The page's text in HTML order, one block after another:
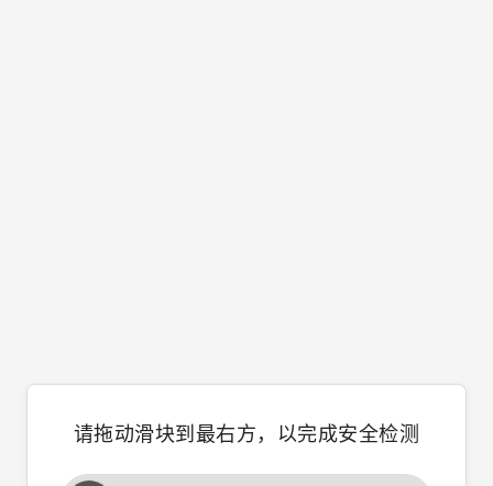
请拖动滑块到最右方，以完成安全检测